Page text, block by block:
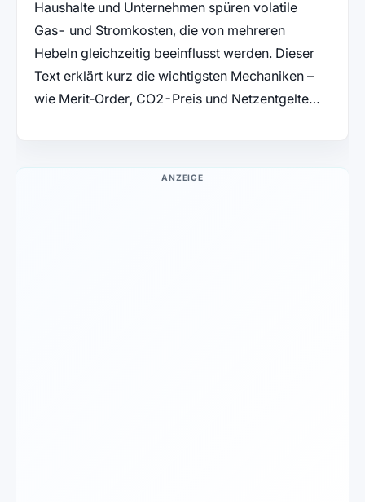
Haushalte und Unternehmen spüren volatile
Gas- und Stromkosten, die von mehreren
Hebeln gleichzeitig beeinflusst werden. Dieser
Text erklärt kurz die wichtigsten Mechaniken –
wie Merit‑Order, CO2-Preis und Netzentgelte…
ANZEIGE